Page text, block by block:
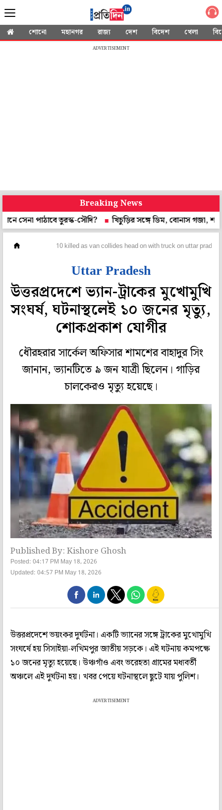
শোনো মহানগর রাজ্য দেশ বিদেশ খেলা
ADVERTISEMENT
Breaking News
পাঠাবে তুরস্ক-সৌদি?
খিচুড়ির সঙ্গে ডিম, বোনাস গজা, শনিবারের
10 killed as van collides head on with truck on uttar
Uttar Pradesh
উত্তরপ্রদেশে ভ্যান-ট্রাকের মুখোমুখি
সংঘর্ষ, ঘটনাস্থলেই ১০ জনের মৃত্যু,
শোকপ্রকাশ যোগীর
ধৌরহরার সার্কেল অফিসার শামশের বাহাদুর সিং
জানান, ভ্যানটিতে ৯ জন যাত্রী ছিলেন। গাড়ির
চালকেরও মৃত্যু হয়েছে।
Published By: Kishore Ghosh
Posted: 04:17 PM May 18, 2026
Updated: 04:57 PM May 18, 2026
উত্তরপ্রদেশে ভয়ংকর দুর্ঘটনা। একটি ভ্যানের সঙ্গে ট্রাকের মুখোমুখি
সংঘর্ষে হয় সিসাইয়া-লখিমপুর জাতীয় সড়কে। এই ঘটনায় কমপক্ষে
১০ জনের মৃত্যু হয়েছে। উঞ্চগাঁও এবং ভরেহতা গ্রামের মধ্যবর্তী
অঞ্চলে এই দুর্ঘটনা হয়। খবর পেয়ে ঘটনাস্থলে ছুটে যায় পুলিশ।
ADVERTISEMENT